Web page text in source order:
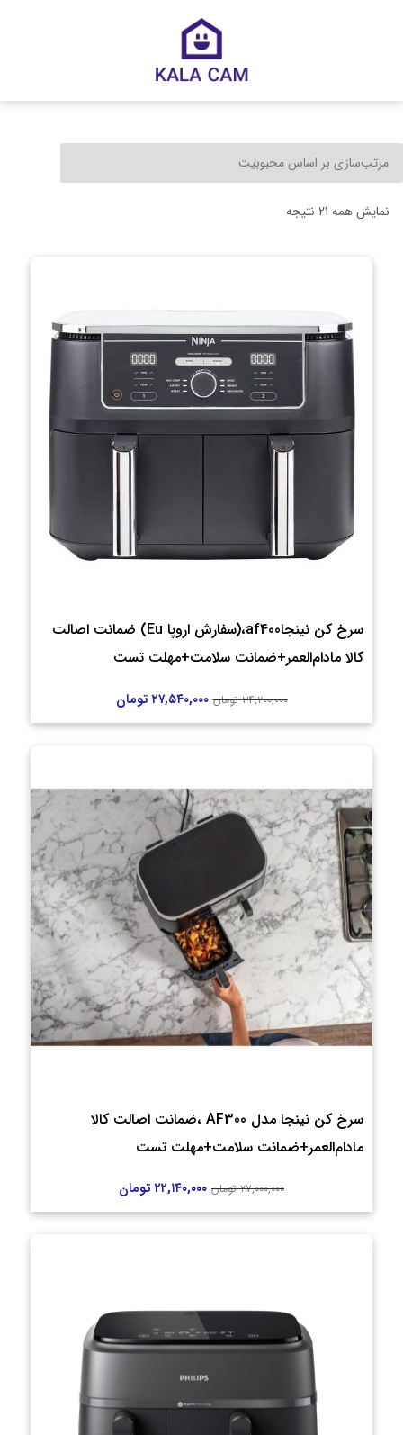
نمایش همه 21 نتیجه
سرخ کن نینجاaf400،(سفارش اروپا Eu) ضمانت اصالت
کالا مادام‌العمر+ضمانت سلامت+مهلت تست
۳۴,۲۰۰,۰۰۰ تومان ۲۷,۵۴۰,۰۰۰ تومان
سرخ کن نینجا مدل AF300 ،ضمانت اصالت کالا
مادام‌العمر+ضمانت سلامت+مهلت تست
۲۷,۰۰۰,۰۰۰ تومان ۲۲,۱۴۰,۰۰۰ تومان